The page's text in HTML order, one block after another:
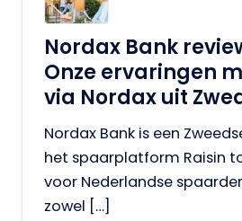
Nordax Bank
Onze ervaringen
via Nordax uit
Nordax Bank is een
het spaarplatform Raisin
voor Nederlandse
zowel […]